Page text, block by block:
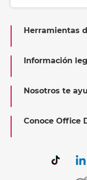
Herramientas
Información
Nosotros te
Conoce Office